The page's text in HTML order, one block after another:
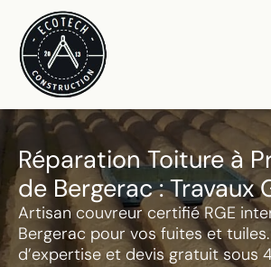
contenu
Réparation Toiture à
de Bergerac : Travaux
Artisan couvreur certifié RGE
Bergerac pour vos fuites et tuiles.
d’expertise et devis gratuit sous